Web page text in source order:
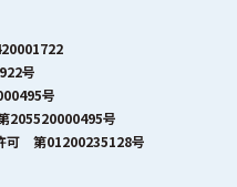
号
号
205520000495号
可 第01200235128号